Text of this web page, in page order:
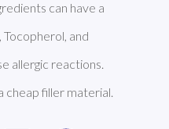
and
allergic reactions.
cheap filler material.